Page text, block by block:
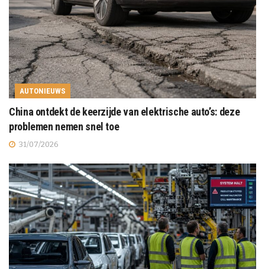
AUTONIEUWS
China ontdekt de keerzijde van elektrische auto’s: deze
problemen nemen snel toe
31/07/2026